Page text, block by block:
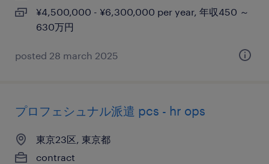
¥4,500,000 - ¥6,300,000 per year, 年収450 ～
630万円
posted 28 march 2025
プロフェシュナル派遣 pcs - hr ops
東京23区, 東京都
contract